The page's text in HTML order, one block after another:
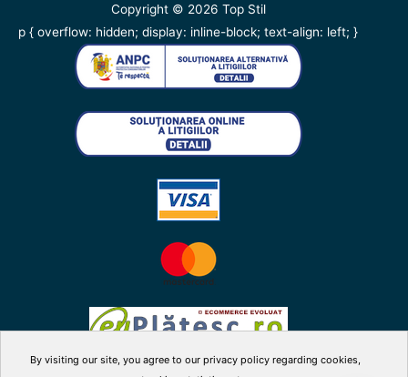
By visiting our site, you agree to our privacy policy regarding cookies,
Copyright © 2026 Top Stil
p { overflow: hidden; display: inline-block; text-align: left; }